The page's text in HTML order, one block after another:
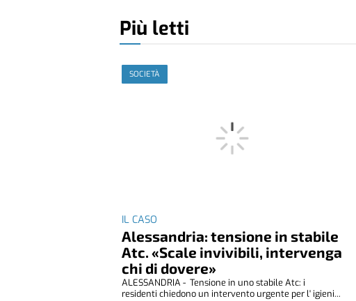
Più letti
SOCIETÀ
IL CASO
Alessandria: tensione in stabile
Atc. «Scale invivibili, intervenga
chi di dovere»
ALESSANDRIA - Tensione in uno stabile Atc: i
residenti chiedono un intervento urgente per l' igieni...